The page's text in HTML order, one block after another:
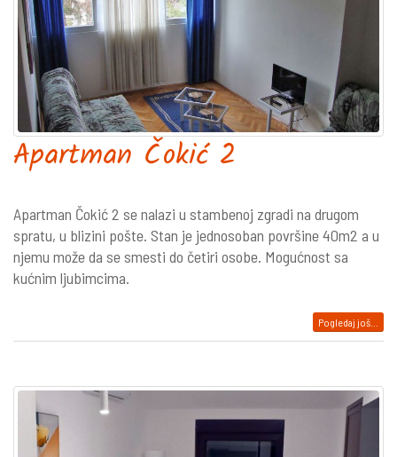
Apartman Čokić 2
Apartman Čokić 2 se nalazi u stambenoj zgradi na drugom
spratu, u blizini pošte. Stan je jednosoban površine 40m2 a u
njemu može da se smesti do četiri osobe. Mogućnost sa
kućnim ljubimcima.
Pogledaj još...